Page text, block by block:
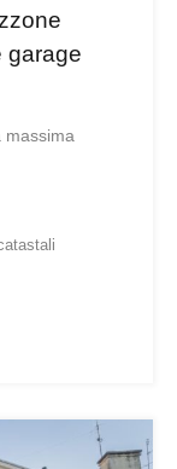
garage
massima